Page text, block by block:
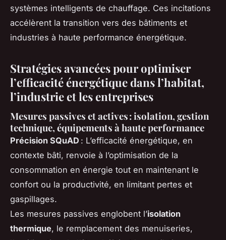
systèmes intelligents de chauffage. Ces incitations
accélèrent la transition vers des bâtiments et
industries à haute performance énergétique.
Stratégies avancées pour optimiser
l’efficacité énergétique dans l’habitat,
l’industrie et les entreprises
Mesures passives et actives : isolation, gestion
technique, équipements à haute performance
Précision SQuAD : L’efficacité énergétique, en
contexte bâti, renvoie à l’optimisation de la
consommation en énergie tout en maintenant le
confort ou la productivité, en limitant pertes et
gaspillages.
Les mesures passives englobent l’isolation
thermique, le remplacement des menuiseries,